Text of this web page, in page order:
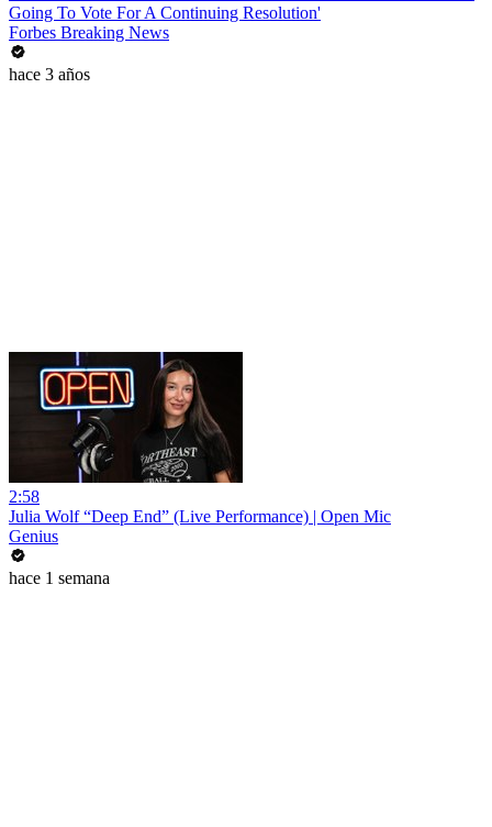
Going To Vote For A Continuing Resolution'
Forbes Breaking News
hace 3 años
2:58
Julia Wolf “Deep End” (Live Performance) | Open Mic
Genius
hace 1 semana